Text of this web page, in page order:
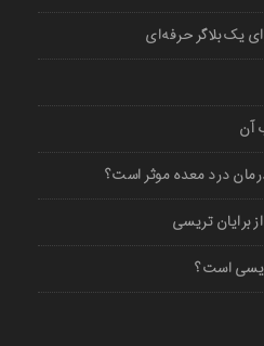
یک بلاگر حرفه‌ای
درد معده موثر است؟
است؟